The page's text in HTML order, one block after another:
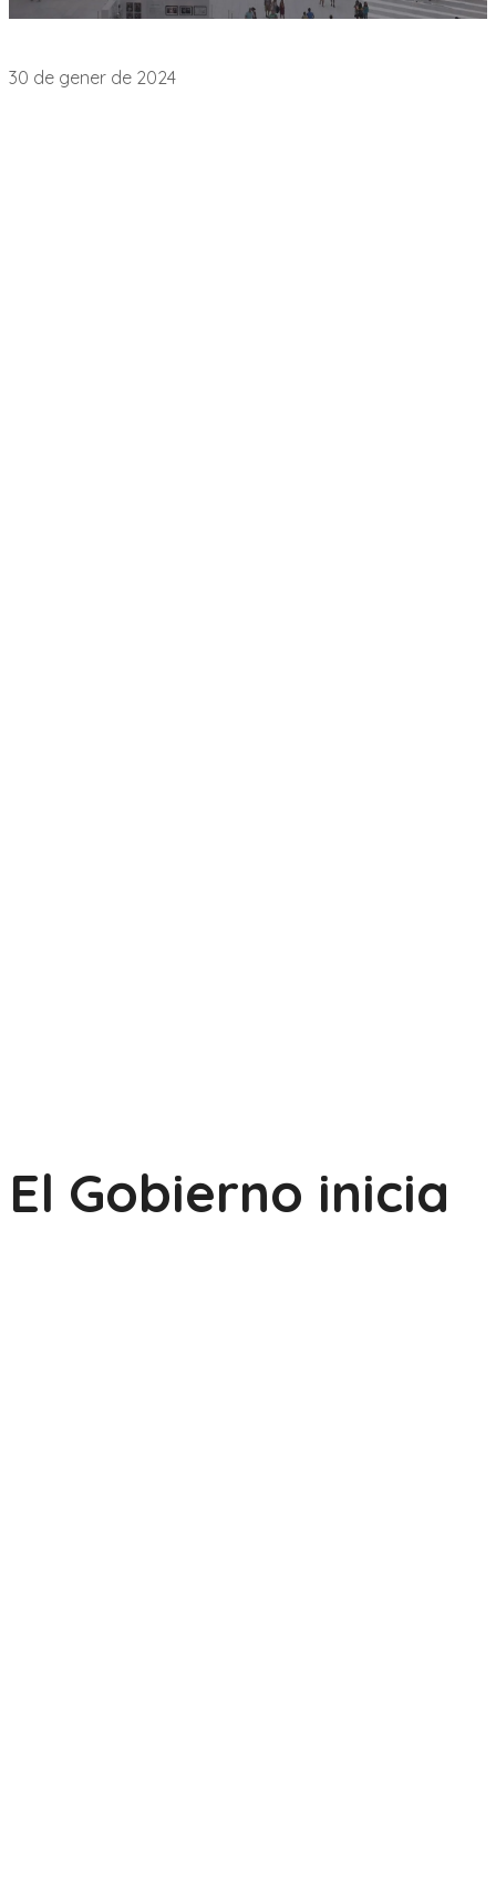
30 de gener de 2024
El Gobierno inicia